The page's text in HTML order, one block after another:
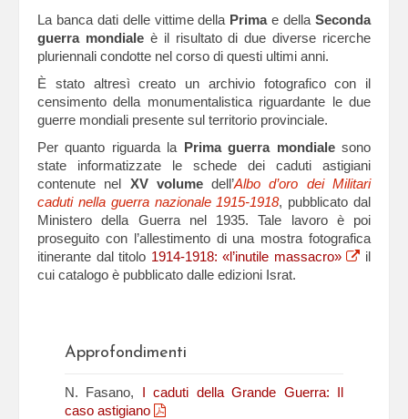
La banca dati delle vittime della Primae dellaSeconda
guerra mondialeè il risultato di due diverse ricerche
pluriennali condotte nel corso di questi ultimi anni.
È stato altresì creato un archivio fotografico con il
censimento della monumentalistica riguardante le due
guerre mondiali presente sul territorio provinciale.
Per quanto riguarda la Prima guerra mondialesono
state informatizzate le schede dei caduti astigiani
contenute nel XV volumedell’Albo d’oro dei Militari
caduti nella guerra nazionale 1915-1918, pubblicato dal
Ministero della Guerra nel 1935. Tale lavoro è poi
proseguito con l’allestimento di una mostra fotografica
itinerante dal titolo 1914-1918: «l’inutile massacro»
il
cui catalogo è pubblicato dalle edizioni Israt.
Approfondimenti
N. Fasano,
I caduti della Grande Guerra: Il
caso astigiano